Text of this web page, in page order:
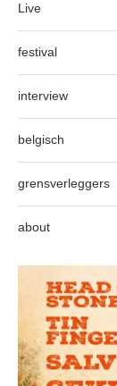
Live
festival
interview
belgisch
grensverleggers
about